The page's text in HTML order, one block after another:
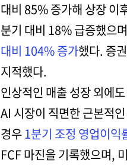
대비 85% 증가해 상장 이
분기 대비 18% 급증했으
대비 104% 증가했다. 증
지적했다.
인상적인 매출 성장 외에
AI 시장이 직면한 근본적
경우1분기 조정 영업이
FCF 마진을 기록했으며,